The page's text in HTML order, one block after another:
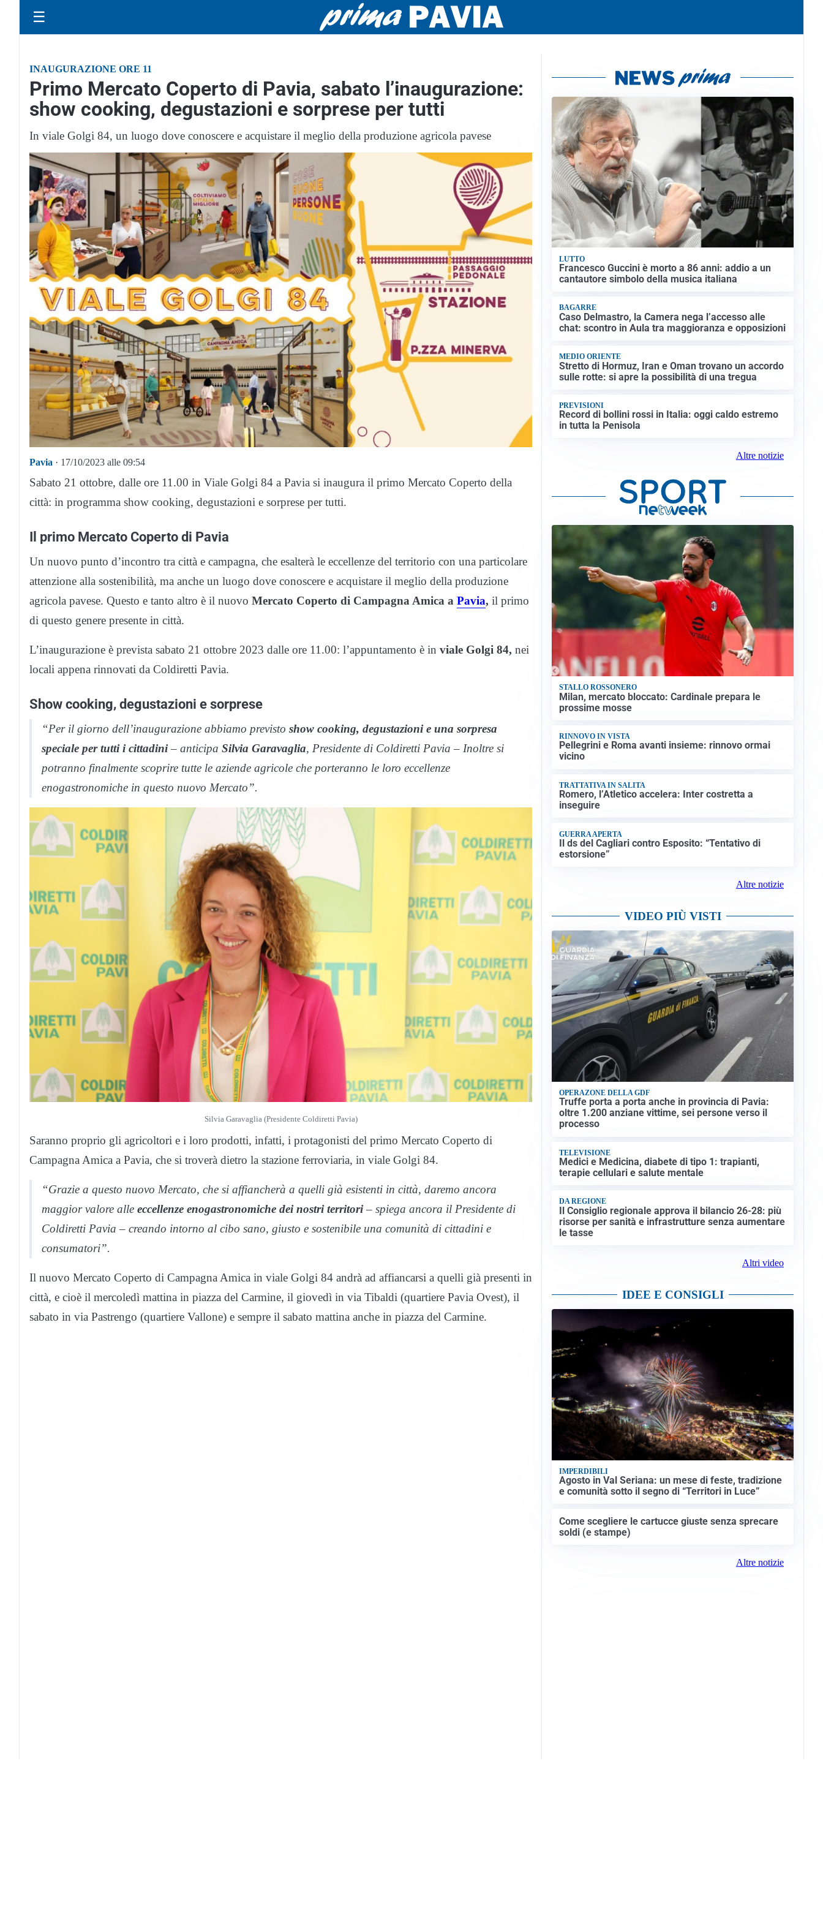
☰
INAUGURAZIONE ORE 11
Primo Mercato Coperto di Pavia, sabato l’inaugurazione:
show cooking, degustazioni e sorprese per tutti
In viale Golgi 84, un luogo dove conoscere e acquistare il meglio della produzione agricola pavese
Pavia · 17/10/2023 alle 09:54
Sabato 21 ottobre, dalle ore 11.00 in Viale Golgi 84 a Pavia si inaugura il primo Mercato Coperto della
città: in programma show cooking, degustazioni e sorprese per tutti.
Il primo Mercato Coperto di Pavia
Un nuovo punto d’incontro tra città e campagna, che esalterà le eccellenze del territorio con una particolare
attenzione alla sostenibilità, ma anche un luogo dove conoscere e acquistare il meglio della produzione
agricola pavese. Questo e tanto altro è il nuovo Mercato Coperto di Campagna Amica a Pavia, il primo
di questo genere presente in città.
L’inaugurazione è prevista sabato 21 ottobre 2023 dalle ore 11.00: l’appuntamento è in viale Golgi 84, nei
locali appena rinnovati da Coldiretti Pavia.
Show cooking, degustazioni e sorprese
“Per il giorno dell’inaugurazione abbiamo previsto show cooking, degustazioni e una sorpresa
speciale per tutti i cittadini– anticipa Silvia Garavaglia, Presidente di Coldiretti Pavia – Inoltre si
potranno finalmente scoprire tutte le aziende agricole che porteranno le loro eccellenze
enogastronomiche in questo nuovo Mercato”.
Silvia Garavaglia (Presidente Coldiretti Pavia)
Saranno proprio gli agricoltori e i loro prodotti, infatti, i protagonisti del primo Mercato Coperto di
Campagna Amica a Pavia, che si troverà dietro la stazione ferroviaria, in viale Golgi 84.
“Grazie a questo nuovo Mercato, che si affiancherà a quelli già esistenti in città, daremo ancora
maggior valore alle eccellenze enogastronomiche dei nostri territori– spiega ancora il Presidente di
Coldiretti Pavia – creando intorno al cibo sano, giusto e sostenibile una comunità di cittadini e
consumatori”.
Il nuovo Mercato Coperto di Campagna Amica in viale Golgi 84 andrà ad affiancarsi a quelli già presenti in
città, e cioè il mercoledì mattina in piazza del Carmine, il giovedì in via Tibaldi (quartiere Pavia Ovest), il
sabato in via Pastrengo (quartiere Vallone) e sempre il sabato mattina anche in piazza del Carmine.
LUTTO
Francesco Guccini è morto a 86 anni: addio a un
cantautore simbolo della musica italiana
BAGARRE
Caso Delmastro, la Camera nega l’accesso alle
chat: scontro in Aula tra maggioranza e opposizioni
MEDIO ORIENTE
Stretto di Hormuz, Iran e Oman trovano un accordo
sulle rotte: si apre la possibilità di una tregua
PREVISIONI
Record di bollini rossi in Italia: oggi caldo estremo
in tutta la Penisola
Altre notizie
STALLO ROSSONERO
Milan, mercato bloccato: Cardinale prepara le
prossime mosse
RINNOVO IN VISTA
Pellegrini e Roma avanti insieme: rinnovo ormai
vicino
TRATTATIVA IN SALITA
Romero, l’Atletico accelera: Inter costretta a
inseguire
GUERRA APERTA
Il ds del Cagliari contro Esposito: “Tentativo di
estorsione”
Altre notizie
VIDEO PIÙ VISTI
OPERAZONE DELLA GDF
Truffe porta a porta anche in provincia di Pavia:
oltre 1.200 anziane vittime, sei persone verso il
processo
TELEVISIONE
Medici e Medicina, diabete di tipo 1: trapianti,
terapie cellulari e salute mentale
DA REGIONE
Il Consiglio regionale approva il bilancio 26-28: più
risorse per sanità e infrastrutture senza aumentare
le tasse
Altri video
IDEE E CONSIGLI
IMPERDIBILI
Agosto in Val Seriana: un mese di feste, tradizione
e comunità sotto il segno di “Territori in Luce”
Come scegliere le cartucce giuste senza sprecare
soldi (e stampe)
Altre notizie